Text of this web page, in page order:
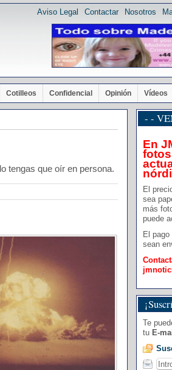
Nosotros
Contactar
Aviso Legal
Cotilleos Confidencial Opinión Vídeos
tengas que oír en persona.
- -
En
El
sea
más
puede
El
sean
Te
tu E-